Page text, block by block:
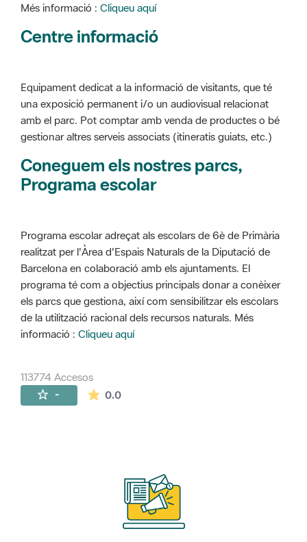
Més informació : Cliqueu aquí
Centre informació
Equipament dedicat a la informació de visitants, que té
una exposició permanent i/o un audiovisual relacionat
amb el parc. Pot comptar amb venda de productes o bé
gestionar altres serveis associats (itineratis guiats, etc.)
Coneguem els nostres parcs,
Programa escolar
Programa escolar adreçat als escolars de 6è de Primària
realitzat per l'Àrea d'Espais Naturals de la Diputació de
Barcelona en colaboració amb els ajuntaments. El
programa té com a objectius principals donar a conèixer
els parcs que gestiona, així com sensibilitzar els escolars
de la utilització racional dels recursos naturals. Més
informació : Cliqueu aquí
113774 Accesos
- 0.0La valoración media es de 0 estrellas de